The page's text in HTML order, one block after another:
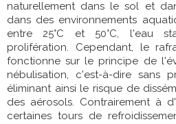
naturellement dans le sol et
dans des environnements
entre 25°C et 50°C, l'eau
prolifération. Cependant, le
fonctionne sur le principe de
nébulisation, c'est-à-dire sans
éliminant ainsi le risque de
des aérosols. Contrairement à
certaines tours de